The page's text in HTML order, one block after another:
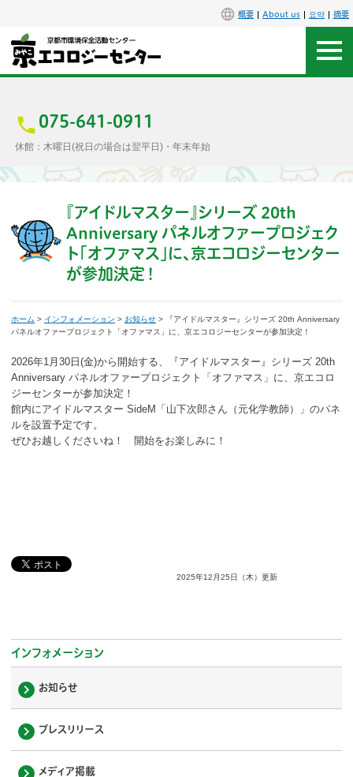
概要 About us 요약 摘要
075-641-0911
休館：木曜日(祝日の場合は翌平日)・年末年始
アクセス
施設案内
エコセンで楽しもう
講座
ボランティア
活動支援
発行物
『アイドルマスター』シリーズ 20th
Anniversary パネルオファープロジェク
ト「オファマス」に、京エコロジーセンター
が参加決定！
ホーム > インフォメーション > お知らせ > 『アイドルマスター』シリーズ 20th Anniversary
パネルオファープロジェクト「オファマス」に、京エコロジーセンターが参加決定！
2026年1月30日(金)から開始する、『アイドルマスター』シリーズ 20th
Anniversary パネルオファープロジェクト「オファマス」に、京エコロ
ジーセンターが参加決定！
館内にアイドルマスター SideM「山下次郎さん（元化学教師）」のパネ
ルを設置予定です。
ぜひお越しくださいね！ 開始をお楽しみに！
2025年12月25日（木）更新
インフォメーション
お知らせ
プレスリリース
メディア掲載